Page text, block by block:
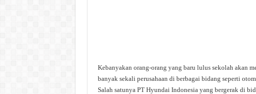
Kebanyakan orang-orang yang baru lulus sekolah akan
banyak sekali perusahaan di berbagai bidang seperti
Salah satunya PT Hyundai Indonesia yang bergerak di